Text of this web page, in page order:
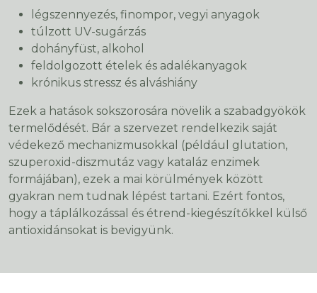
légszennyezés, finompor, vegyi anyagok
túlzott UV-sugárzás
dohányfüst, alkohol
feldolgozott ételek és adalékanyagok
krónikus stressz és alváshiány
Ezek a hatások sokszorosára növelik a szabadgyökök
termelődését. Bár a szervezet rendelkezik saját
védekező mechanizmusokkal (például glutation,
szuperoxid-diszmutáz vagy kataláz enzimek
formájában), ezek a mai körülmények között
gyakran nem tudnak lépést tartani. Ezért fontos,
hogy a táplálkozással és étrend-kiegészítőkkel külső
antioxidánsokat is bevigyünk.